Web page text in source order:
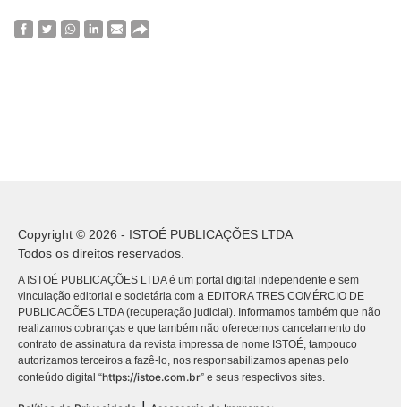
Copyright © 2026 - ISTOÉ PUBLICAÇÕES LTDA
Todos os direitos reservados.
A ISTOÉ PUBLICAÇÕES LTDA é um portal digital independente e sem
vinculação editorial e societária com a EDITORA TRES COMÉRCIO DE
PUBLICACÕES LTDA (recuperação judicial). Informamos também que não
realizamos cobranças e que também não oferecemos cancelamento do
contrato de assinatura da revista impressa de nome ISTOÉ, tampouco
autorizamos terceiros a fazê-lo, nos responsabilizamos apenas pelo
conteúdo digital “https://istoe.com.br” e seus respectivos sites.